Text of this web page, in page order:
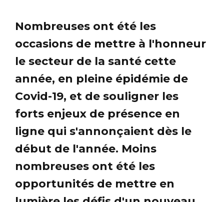
Nombreuses ont été les
occasions de mettre à l'honneur
le secteur de la santé cette
année, en pleine épidémie de
Covid-19, et de souligner les
forts enjeux de présence en
ligne qui s'annonçaient dès le
début de l'année. Moins
nombreuses ont été les
opportunités de mettre en